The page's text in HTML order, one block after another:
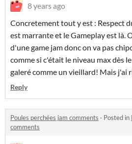
8 years ago
Concretement tout y est : Respect
est marrante et le Gameplay est là.
d'une game jam donc on va pas
comme si c'était le niveau max dès
galeré comme un vieillard! Mais j'ai
Reply
Poules perchées jam comments · Posted in
comments